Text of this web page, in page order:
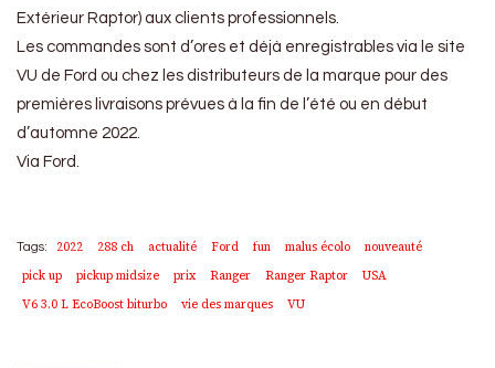
Extérieur Raptor) aux clients professionnels.
Les commandes sont d’ores et déjà enregistrables via le site
VU de Ford ou chez les distributeurs de la marque pour des
premières livraisons prévues à la fin de l’été ou en début
d’automne 2022.
Via Ford.
Tags: 2022 288 ch actualité Ford fun malus écolo
nouveauté
pick up
pickup midsize prix Ranger Ranger Raptor
USA
V6 3.0 L EcoBoost biturbo
vie des marques VU